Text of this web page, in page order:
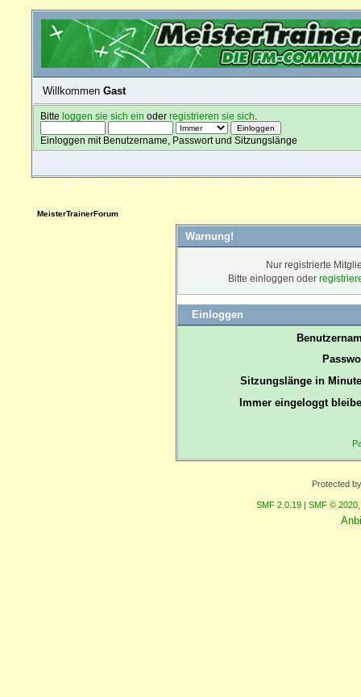
Willkommen Gast
Bitteloggen sie sich ein oderregistrieren sie sich
Einloggen mit Benutzername, Passwort und Sitzungslänge
ÜBERSICHT HILFE SUCHE FAQ FORENREGELN SPENDEN
MeisterTrainerForum
Warnung!
Nur registrierte
Bitte einloggen oder
Einloggen
Sitzungslänge in
Immer eingeloggt
Protected
SMF 2.0.19 | SMF © 2020